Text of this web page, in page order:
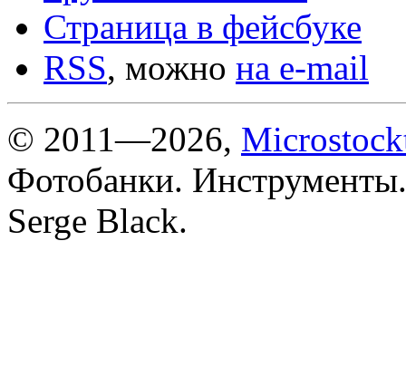
Страница в фейсбуке
RSS, можно на e-mail
© 2011—2026,
Фотобанки.
Serge Black.